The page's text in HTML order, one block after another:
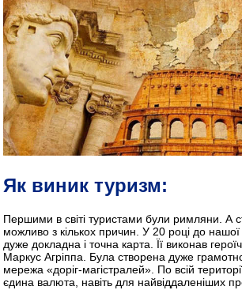
Як виник туризм:
Першими в світі туристами були римляни. А
можливо з кількох причин. У 20 році до нашої
дуже докладна і точна карта. Її виконав
Маркус Агріппа. Була створена дуже
мережа «доріг-магістралей». По всій
єдина валюта, навіть для найвіддаленіших